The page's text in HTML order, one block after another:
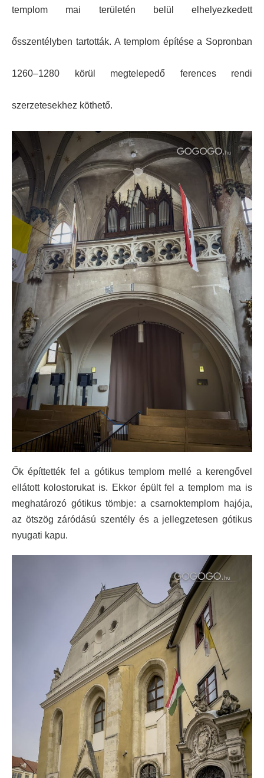
templom mai területén belül elhelyezkedett
ősszentélyben tartották.A templom építése a Sopronban
1260–1280 körül megtelepedő ferences rendi
szerzetesekhez köthető.
Ők építtették fel a gótikus templom mellé a kerengővel
ellátott kolostorukat is. Ekkor épült fel a templom ma is
meghatározó gótikus tömbje: a csarnoktemplom hajója,
az ötszög záródású szentély és a jellegzetesen gótikus
nyugati kapu.